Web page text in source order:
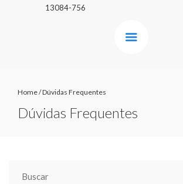
13084-756
Home/Dúvidas Frequentes
Dúvidas Frequentes